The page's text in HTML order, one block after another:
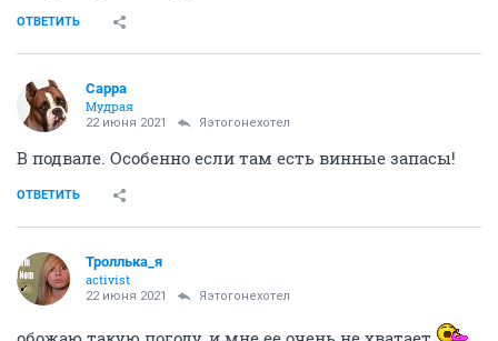
ОТВЕТИТЬ
Сарра
Мудрая
22 июня 2021 Яэтогонехотел
В подвале. Особенно если там есть винные запасы!
ОТВЕТИТЬ
Троллька_я
activist
22 июня 2021 Яэтогонехотел